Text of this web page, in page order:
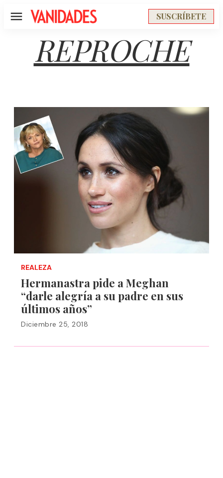
Menú SUSCRÍBETE
REPROCHE
REALEZA
Hermanastra pide a Meghan
“darle alegría a su padre en sus
últimos años”
Diciembre 25, 2018